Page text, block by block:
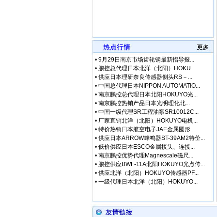
• 9月29日南京市场齿轮钢最新指导报...
• 鹏控总代理日本北洋（北阳）HOKU...
• 供应日本理研奈良传感器侧头RS－...
• 中国总代理日本NIPPON AUTOMATIO...
• 南京鹏控总代理日本北阳HOKUYO光...
• 南京鹏控热销产品日本光明理化北...
• 中国一级代理SR工程油泵SR10012C...
• 厂家直销北洋（北阳）HOKUYO电机...
• 特价热销日本航空电子JAE金属圆形...
• 供应日本ARROW蜂鸣器ST-39AM2特价...
• 低价供应日本ESCO金属接头、连接...
• 南京鹏控优势代理Magnescale磁尺...
• 鹏控供应BWF-11A北阳HOKUYO光点传...
• 供应北洋（北阳）HOKUYO传感器PF...
• 一级代理日本北洋（北阳）HOKUYO...